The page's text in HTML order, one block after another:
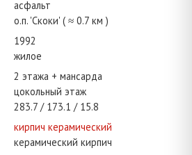
асфальт
о.п. 'Скоки' ( ≈ 0.7 км )
1992
жилое
2 этажа + мансарда
цокольный этаж
283.7 173.1
15.8
кирпич керамический
керамический кирпич